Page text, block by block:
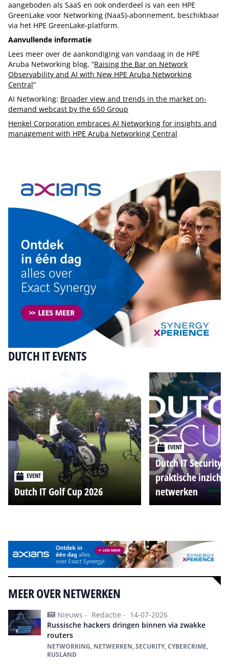
aangeboden als SaaS en ook onderdeel is van een HPE
GreenLake voor Networking (NaaS)-abonnement, beschikbaar
via het HPE GreenLake-platform.
Aanvullende informatie
Lees meer over de aankondiging van vandaag in de HPE
Aruba Networking blog, “Raising the Bar on Network
Observability and AI with New HPE Aruba Networking
Central”
AI Networking: Broader view and trends in the market on-
demand webcast by the 650 Group
Henkel Corporation embraces AI Networking for insights and
management with HPE Aruba Networking Central
DUTCH IT EVENTS
EVENT
Dutch IT Golf Cup 2026
EVENT
Dutch IT Security
praktische
netwerken
MEER OVER NETWERKEN
Nieuws - Redactie - 14-07-2026
Russische hackers dringen binnen via zwakke
routers
NETWORKING, NETWERKEN, SECURITY, CYBERCRIME,
RUSLAND